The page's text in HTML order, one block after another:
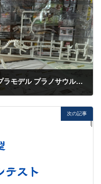
イベント開催予告 バンダイ 恐竜プラモデル プラノサウルス組立体験会
次の記事